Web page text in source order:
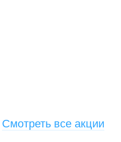
Смотреть все акции